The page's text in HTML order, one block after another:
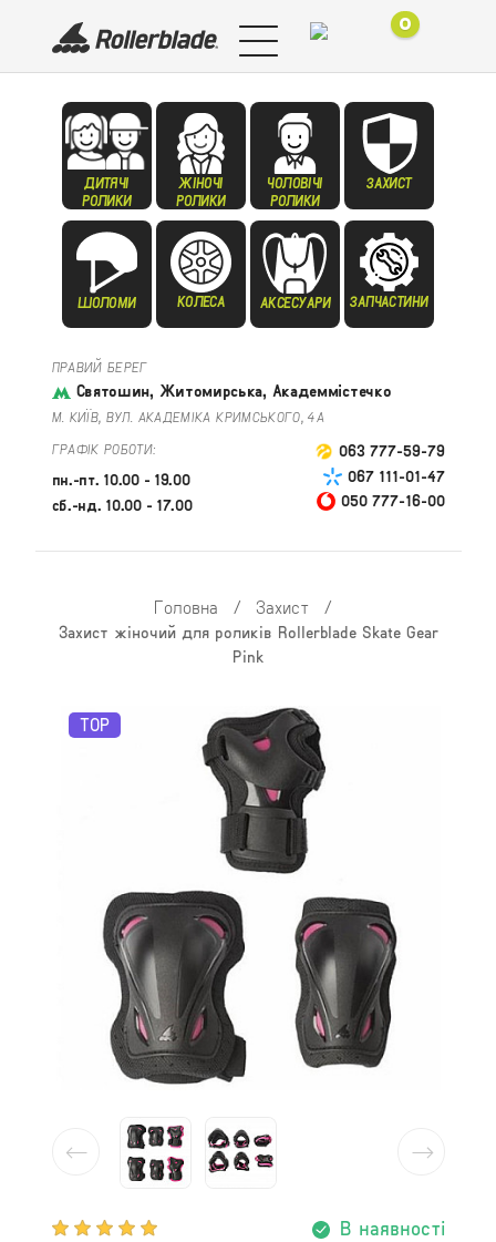
0
ДИТЯЧІ
РОЛИКИ
ЖІНОЧІ
РОЛИКИ
ЧОЛОВІЧІ
РОЛИКИ
ЗАХИСТ
ШОЛОМИ КОЛЕСА АКСЕСУАРИ ЗАПЧАСТИНИ
ПРАВИЙ БЕРЕГ
Святошин, Житомирська, Академмістечко
М. КИЇВ, ВУЛ. АКАДЕМІКА КРИМСЬКОГО, 4А
ГРАФІК РОБОТИ:
пн.-пт. 10.00 - 19.00
сб.-нд. 10.00 - 17.00
063 777-59-79
067 111-01-47
050 777-16-00
Головна / Захист /
Захист жіночий для роликів Rollerblade Skate Gear
Pink
TOP
В наявності